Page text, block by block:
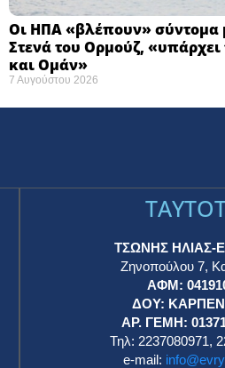
Οι ΗΠΑ «βλέπουν» σύντομα
Στενά του Ορμούζ, «υπάρχει
και Ομάν»
7 Αυγούστου 2026
ΤΣΩΝΗΣ ΗΛΙΑΣ-
Ζηνοπούλου 7,
ΑΦΜ:
ΔΟΥ:
ΑΡ. ΓΕΜΗ:
Τηλ: 2237080971,
e-mail: